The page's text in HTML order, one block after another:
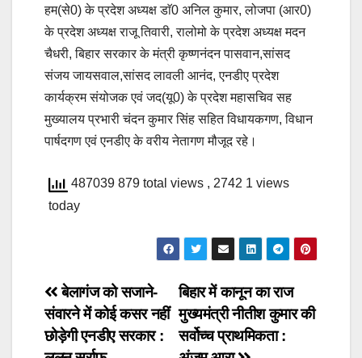
हम(से0) के प्रदेश अध्यक्ष डाॅ0 अनिल कुमार, लोजपा (आर0)
के प्रदेश अध्यक्ष राजू तिवारी, रालोमो के प्रदेश अध्यक्ष मदन
चैधरी, बिहार सरकार के मंत्री कृष्णनंदन पासवान,सांसद
संजय जायसवाल,सांसद लावली आनंद, एनडीए प्रदेश
कार्यक्रम संयोजक एवं जद(यू0) के प्रदेश महासचिव सह
मुख्यालय प्रभारी चंदन कुमार सिंह सहित विधायकगण, विधान
पार्षदगण एवं एनडीए के वरीय नेतागण मौजूद रहे।
487039 879 total views , 2742 1 views
today
Post
navigation
बिहार में कानून का राज
मुख्यमंत्री नीतीश कुमार की
सर्वोच्च प्राथमिकता :
बेलागंज को सजाने-
संवारने में कोई कसर नहीं
छोड़ेगी एनडीए सरकार :